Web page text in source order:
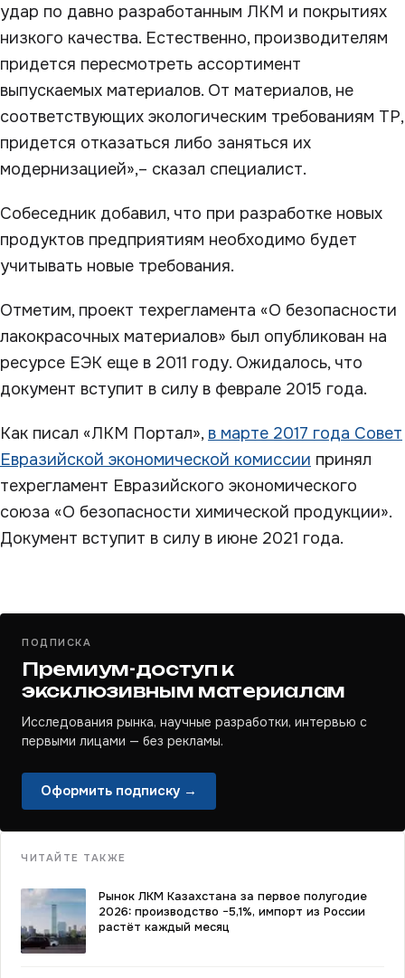
удар по давно разработанным ЛКМ и покрытиях
низкого качества. Естественно, производителям
придется пересмотреть ассортимент
выпускаемых материалов. От материалов, не
соответствующих экологическим требованиям ТР,
придется отказаться либо заняться их
модернизацией»,– сказал специалист.
Собеседник добавил, что при разработке новых
продуктов предприятиям необходимо будет
учитывать новые требования.
Отметим, проект техрегламента «О безопасности
лакокрасочных материалов» был опубликован на
ресурсе ЕЭК еще в 2011 году. Ожидалось, что
документ вступит в силу в феврале 2015 года.
Как писал «ЛКМ Портал», в марте 2017 года Совет
Евразийской экономической комиссии принял
техрегламент Евразийского экономического
союза «О безопасности химической продукции».
Документ вступит в силу в июне 2021 года.
ПОДПИСКА
Премиум-доступ к
эксклюзивным материалам
Исследования рынка, научные разработки, интервью с
первыми лицами — без рекламы.
Оформить подписку →
ЧИТАЙТЕ ТАКЖЕ
Рынок ЛКМ Казахстана за первое полугодие
2026: производство −5,1%, импорт из России
растёт каждый месяц